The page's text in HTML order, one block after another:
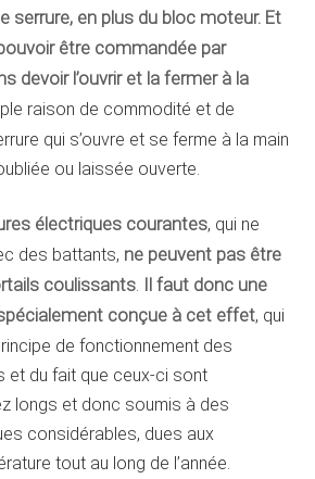
serrure, en plus du bloc moteur. Et
être commandée par
devoir l’ouvrir et la fermer à la
raison de commodité et de
qui s’ouvre et se ferme à la main
ou laissée ouverte.
électriques courantes, qui ne
des battants, ne peuvent pas être
coulissants. Il faut donc une
conçue à cet effet, qui
de fonctionnement des
et du fait que ceux-ci sont
longs et donc soumis à des
considérables, dues aux
tout au long de l’année.